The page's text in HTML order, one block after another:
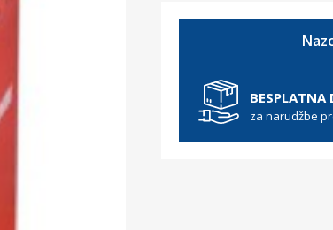
BESPLATNA
za narudžbe